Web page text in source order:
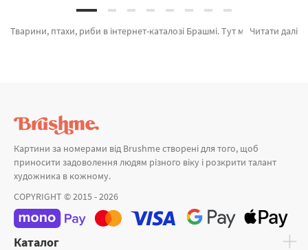
Читати далі
Тварини, птахи, риби в інтернет-каталозі Брашмі. Тут можливо швидко купити Картина за номерами Цікаве знайомство GX8520 від лідируючого бренду Brushme який порадує дизайном. Весь асортимент розділу «Картини за номерами» з гарантією та пройшов ретельний відбір фахівців компанії. Грайлива панда, Сімейний галоп и Улюблені коти а также великий вибір продукції за вигідною ціною. При покупці Мона Лізу або картина за номерами біля моря, ми швидко відправимо в Кам'янець - Подільський або інші міста. Лиса та картини за номерами повітряні, оформляйте замовлення прямо зараз!
Картини за номерами від Brushme створені для того, щоб
приносити задоволення людям різного віку і розкрити талант
художника в кожному.
COPYRIGHT © 2015 - 2026
Каталог